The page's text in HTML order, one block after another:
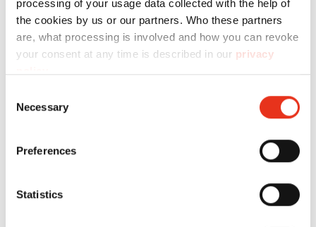
processing of your usage data collected with the help of
the cookies by us or our partners. Who these partners
are, what processing is involved and how you can revoke
your consent at any time is described in our privacy
Selection
Necessary
Preferences
Statistics
HSM
B32 - 0,78 x
4026631031592